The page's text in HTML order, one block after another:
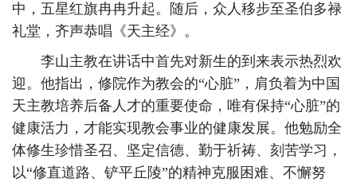
中，五星红旗冉冉升起。随后，众人移步至圣伯多禄
礼堂，齐声恭唱《天主经》。
李山主教在讲话中首先对新生的到来表示热烈欢
迎。他指出，修院作为教会的“心脏”，肩负着为中国
天主教培养后备人才的重要使命，唯有保持“心脏”的
健康活力，才能实现教会事业的健康发展。他勉励全
体修生珍惜圣召、坚定信德、勤于祈祷、刻苦学习，
以“修直道路、铲平丘陵”的精神克服困难、不懈努